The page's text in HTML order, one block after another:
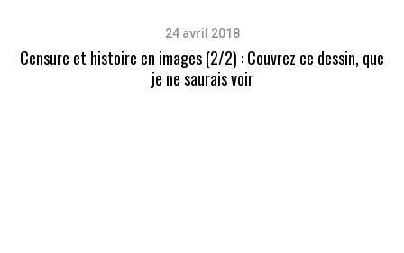
24 avril 2018
Censure et histoire en images (2/2) : Couvrez ce dessin, que
je ne saurais voir